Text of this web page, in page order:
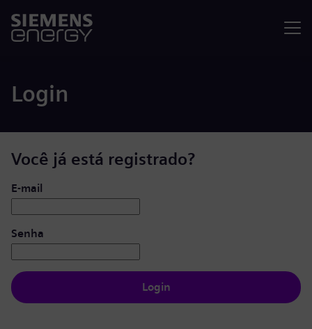
Login
Você já está registrado?
Login: usuário e senha
E-mail
Senha
Login